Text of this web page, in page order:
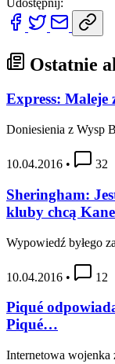
Ostatnie
Express: Maleje
Doniesienia z Wysp
10.04.2016 • 32
Sheringham:
kluby chcą
Wypowiedź byłego
10.04.2016 • 12
Piqué
Piqué…
Internetowa